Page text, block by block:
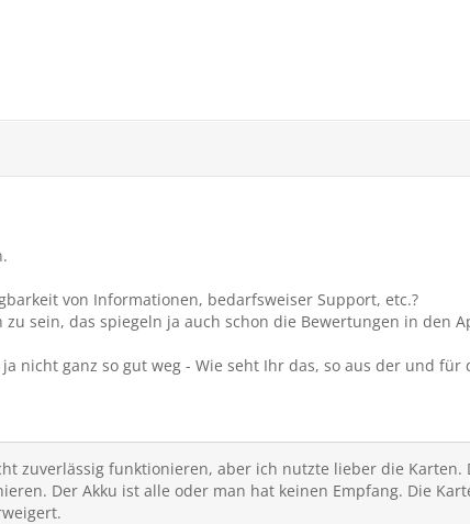
von Informationen, bedarfsweiser Support, etc.?
sein, das spiegeln ja auch schon die Bewertungen in den
nicht ganz so gut weg - Wie seht Ihr das, so aus der und für
zuverlässig funktionieren, aber ich nutzte lieber die Karten.
Der Akku ist alle oder man hat keinen Empfang. Die